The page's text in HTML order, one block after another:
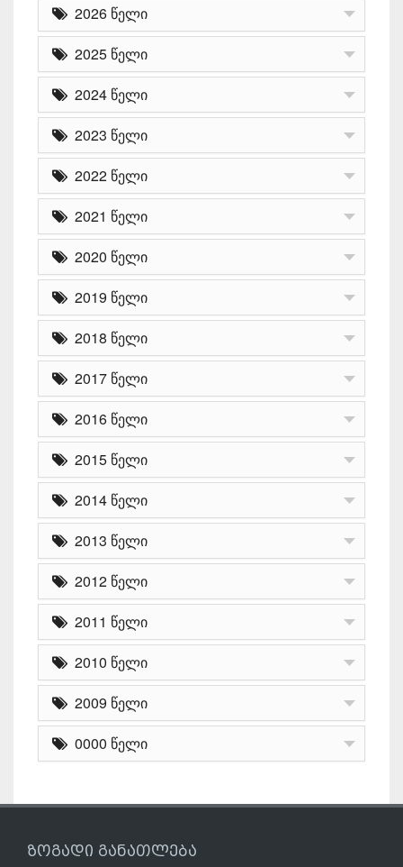
2026 წელი
2025 წელი
2024 წელი
2023 წელი
2022 წელი
2021 წელი
2020 წელი
2019 წელი
2018 წელი
2017 წელი
2016 წელი
2015 წელი
2014 წელი
2013 წელი
2012 წელი
2011 წელი
2010 წელი
2009 წელი
0000 წელი
ზოგადი განათლება